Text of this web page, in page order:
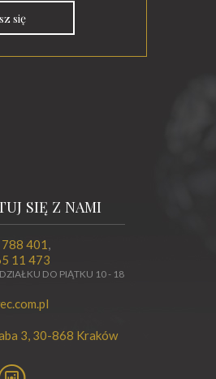
się
SIĘ Z NAMI
401 ,
11 473
DO PIĄTKU 10 - 18
3, 30-868 Kraków